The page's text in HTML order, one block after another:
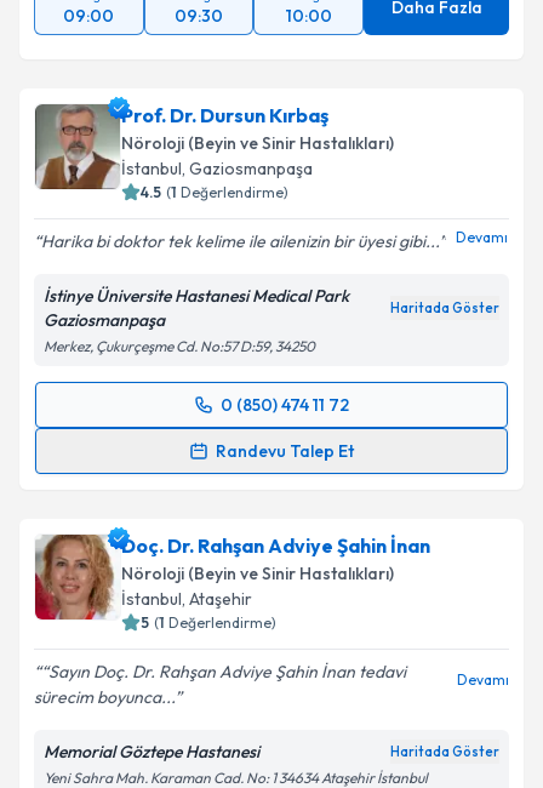
09:00 09:30 10:00 Daha Fazla
Prof. Dr. Dursun Kırbaş
Nöroloji (Beyin ve Sinir Hastalıkları)
İstanbul, Gaziosmanpaşa
4.5 (1 Değerlendirme)
Harika bi doktor tek kelime ile ailenizin bir üyesi gibi... Devamı
İstinye Üniversite Hastanesi Medical Park
Gaziosmanpaşa
Haritada Göster
Merkez, Çukurçeşme Cd. No:57 D:59, 34250
0 (850) 474 11 72
Randevu Talep Et
Randevu Takvimi Talebi
takvim hazırlandığında e-posta ile bilgilendireceğiz.
E-posta Adresiniz
Kişisel verilerimin işlenmesine ilişkin
kapsamda işlenmesini kabul ediyorum.
Doç. Dr. Rahşan Adviye Şahin İnan
Nöroloji (Beyin ve Sinir Hastalıkları)
İstanbul, Ataşehir
5 (1 Değerlendirme)
“Sayın Doç. Dr. Rahşan Adviye Şahin İnan tedavi
sürecim boyunca...
Devamı
Memorial Göztepe Hastanesi Haritada Göster
Yeni Sahra Mah. Karaman Cad. No: 1 34634 Ataşehir İstanbul